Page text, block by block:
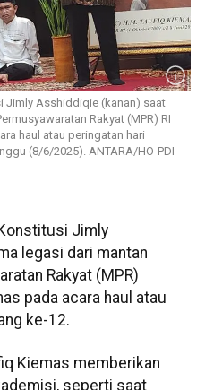
Jimly Asshiddiqie (kanan) saat
Rakyat (MPR) RI
haul atau peringatan hari
(8/6/2025). ANTARA/HO-PDI
Jimly
legasi dari mantan
Rakyat (MPR)
pada acara haul atau
ke-12.
Kiemas memberikan
seperti saat